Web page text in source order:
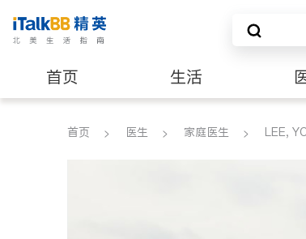
首页 生活
养老 非盈利组织
首页 医生 家庭医生 LEE,